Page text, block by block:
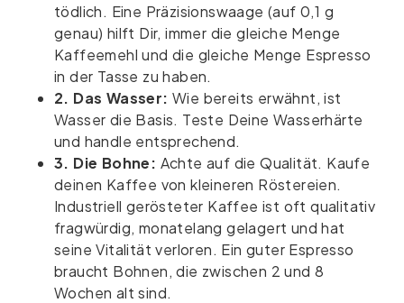
tödlich. Eine Präzisionswaage (auf 0,1 g
genau) hilft Dir, immer die gleiche Menge
Kaffeemehl und die gleiche Menge Espresso
in der Tasse zu haben.
2. Das Wasser: Wie bereits erwähnt, ist
Wasser die Basis. Teste Deine Wasserhärte
und handle entsprechend.
3. Die Bohne: Achte auf die Qualität. Kaufe
deinen Kaffee von kleineren Röstereien.
Industriell gerösteter Kaffee ist oft qualitativ
fragwürdig, monatelang gelagert und hat
seine Vitalität verloren. Ein guter Espresso
braucht Bohnen, die zwischen 2 und 8
Wochen alt sind.